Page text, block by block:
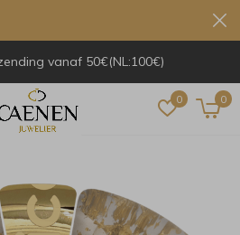
0 0
vanaf 50€(NL:100€)